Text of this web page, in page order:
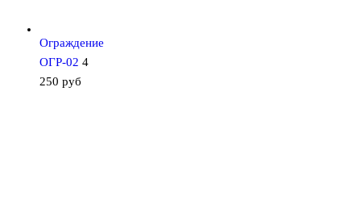
Ограждение
ОГР-02 4
250 руб